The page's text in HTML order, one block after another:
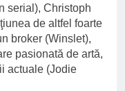
serial), Christoph
de altfel foarte
broker (Winslet),
pasionată de artă,
actuale (Jodie